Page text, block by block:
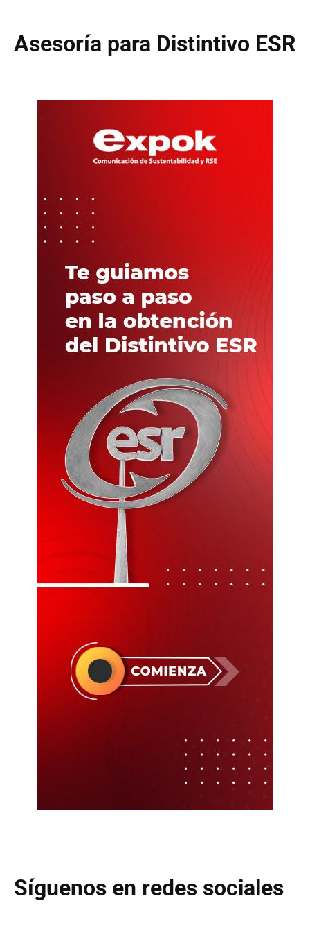
Asesoría para Distintivo ESR
Síguenos en redes sociales